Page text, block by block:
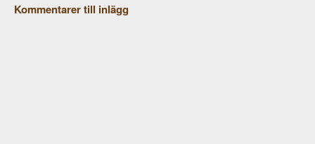
Kommentarer till inlägg